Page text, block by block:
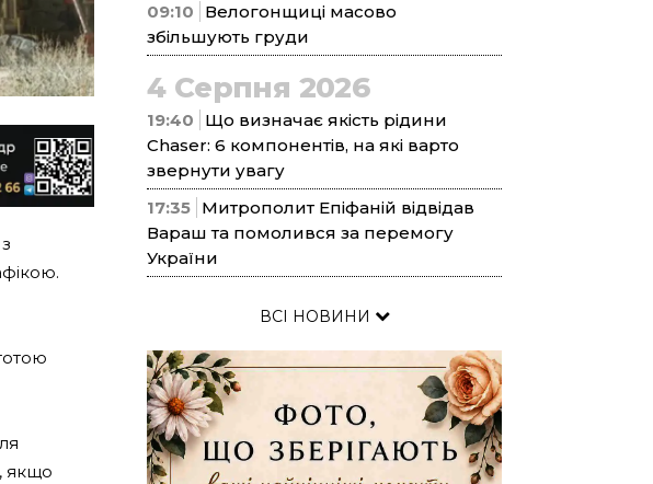
якщо
09:10
Велогонщиці масово
збільшують груди
4 Серпня 2026
19:40
Що визначає якість рідини
Chaser: 6 компонентів, на які варто
звернути увагу
17:35 Митрополит Епіфаній відвідав
Вараш та помолився за перемогу
України
ВСІ НОВИНИ